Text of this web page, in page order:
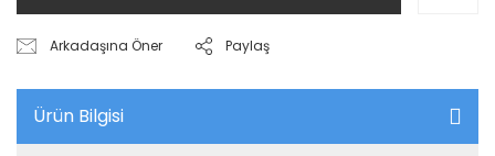
Arkadaşına Öner Paylaş
Ürün Bilgisi